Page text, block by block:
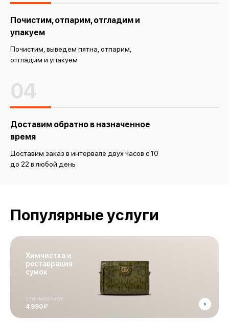
Почистим, отпарим, отгладим и
упакуем
Почистим, выведем пятна, отпарим,
отгладим и упакуем
04
Доставим обратно в назначенное
время
Доставим заказ в интервале двух часов с 10
до 22 в любой день
Популярные услуги
Химчистка и
реставрация
сумок
стоимость от
4 990й